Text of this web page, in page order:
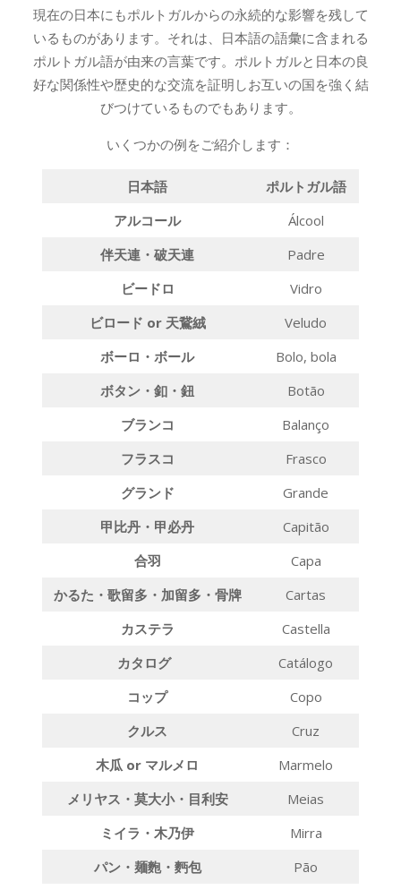
現在の日本にもポルトガルからの永続的な影響を残して
いるものがあります。それは、日本語の語彙に含まれる
ポルトガル語が由来の言葉です。ポルトガルと日本の良
好な関係性や歴史的な交流を証明しお互いの国を強く結
びつけているものでもあります。
いくつかの例をご紹介します：
日本語
ポルトガル語
アルコール
Álcool
伴天連・破天連
Padre
ビードロ
Vidro
ビロード or 天鵞絨
Veludo
ボーロ・ボール
Bolo, bola
ボタン・釦・ 鈕
Botão
ブランコ
Balanço
フラスコ
Frasco
グランド
Grande
甲比丹・甲必丹
Capitão
合羽
Capa
かるた・歌留多・加留多・骨牌
Cartas
カステラ
Castella
カタログ
Catálogo
コップ
Copo
クルス
Cruz
木瓜 or マルメ ロ
Marmelo
メリヤス・莫大小・目利安
Meias
ミイラ・木乃伊
Mirra
パン・麺麭・麪包
Pão